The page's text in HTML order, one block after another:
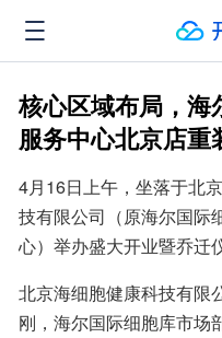
核心区域布局，海
服务中心北京店重
4月16日上午，坐落于北
技有限公司（原海尔国际
心）举办盛大开业暨乔迁
北京海细胞健康科技有限
刚，海尔国际细胞库市场